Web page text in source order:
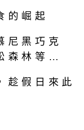
的崛起
尼黑巧克
森林等…
趁假日來此